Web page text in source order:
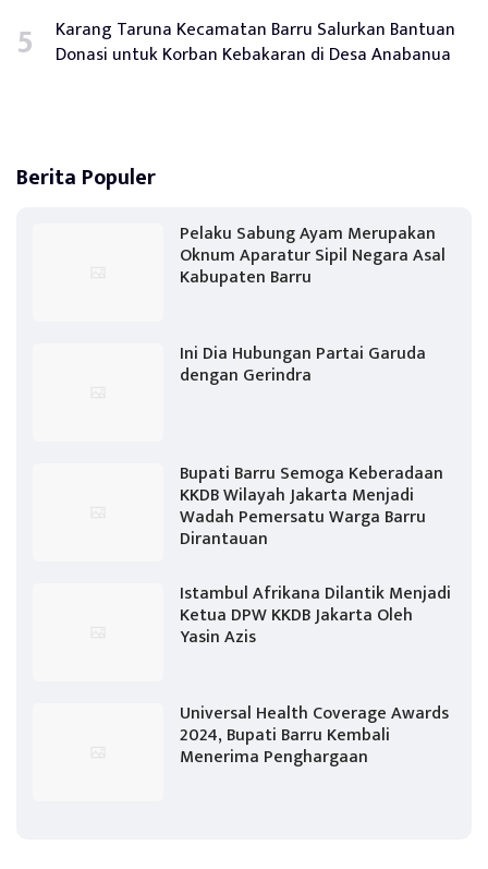
Karang Taruna Kecamatan Barru Salurkan Bantuan
Donasi untuk Korban Kebakaran di Desa Anabanua
Berita Populer
Pelaku Sabung Ayam Merupakan
Oknum Aparatur Sipil Negara Asal
Kabupaten Barru
Ini Dia Hubungan Partai Garuda
dengan Gerindra
Bupati Barru Semoga Keberadaan
KKDB Wilayah Jakarta Menjadi
Wadah Pemersatu Warga Barru
Dirantauan
Istambul Afrikana Dilantik Menjadi
Ketua DPW KKDB Jakarta Oleh
Yasin Azis
Universal Health Coverage Awards
2024, Bupati Barru Kembali
Menerima Penghargaan